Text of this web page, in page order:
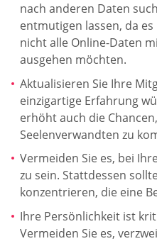
nach anderen Daten
entmutigen lassen, da
nicht alle Online-Daten
ausgehen möchten.
Aktualisieren Sie Ihre
einzigartige Erfahrung
erhöht auch die
Seelenverwandten zu
Vermeiden Sie es, bei
zu sein. Stattdessen
konzentrieren, die eine
Ihre Persönlichkeit ist
Vermeiden Sie es,